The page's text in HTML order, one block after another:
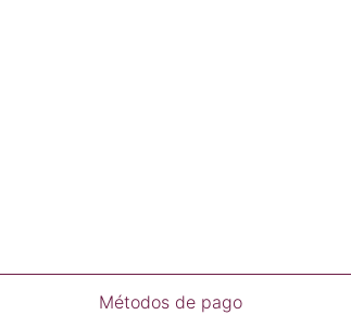
Métodos de pago